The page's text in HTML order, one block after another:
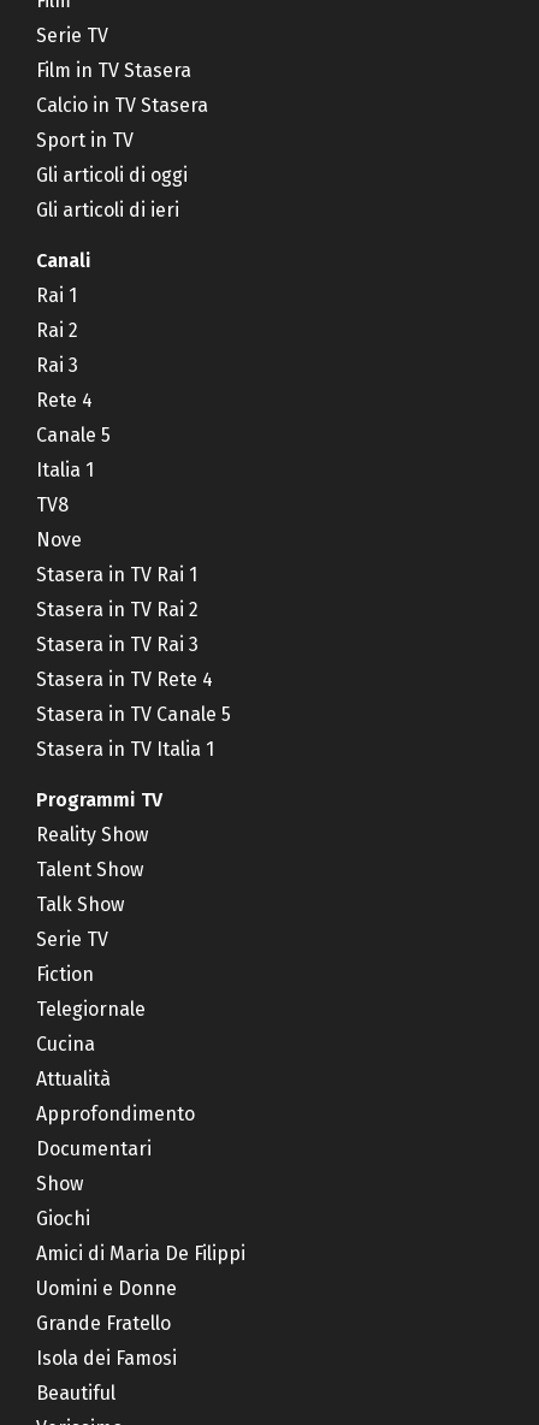
Serie TV
Film in TV Stasera
Calcio in TV Stasera
Sport in TV
Gli articoli di oggi
Gli articoli di ieri
Canali
Rai 1
Rai 2
Rai 3
Rete 4
Canale 5
Italia 1
TV8
Nove
Stasera in TV Rai 1
Stasera in TV Rai 2
Stasera in TV Rai 3
Stasera in TV Rete 4
Stasera in TV Canale 5
Stasera in TV Italia 1
Programmi TV
Reality Show
Talent Show
Talk Show
Serie TV
Fiction
Telegiornale
Cucina
Attualità
Approfondimento
Documentari
Show
Giochi
Amici di Maria De Filippi
Uomini e Donne
Grande Fratello
Isola dei Famosi
Beautiful